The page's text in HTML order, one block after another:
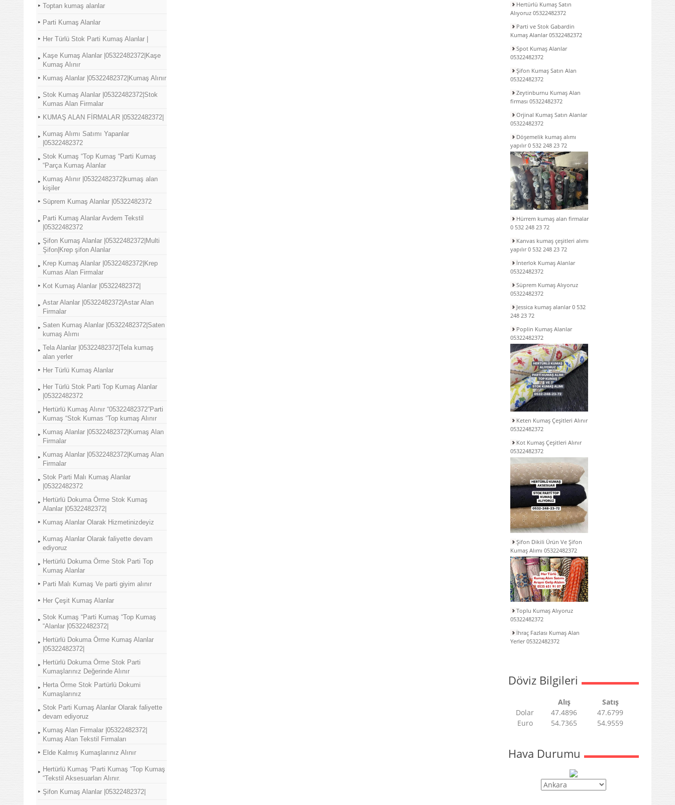
Toptan kumaş alanlar
Parti Kumaş Alanlar
Her Türlü Stok Parti Kumaş Alanlar |
Kaşe Kumaş Alanlar |05322482372|Kaşe
Kumaş Alınır
Kumaş Alanlar |05322482372|Kumaş Alınır
Stok Kumaş Alanlar |05322482372|Stok
Kumas Alan Firmalar
KUMAŞ ALAN FİRMALAR |05322482372|
Kumaş Alımı Satımı Yapanlar
|05322482372
Stok Kumaş “Top Kumaş “Parti Kumaş
“Parça Kumaş Alanlar
Kumaş Alınır |05322482372|kumaş alan
kişiler
Süprem Kumaş Alanlar |05322482372
Parti Kumaş Alanlar Avdem Tekstil
|05322482372
Şifon Kumaş Alanlar |05322482372|Multi
Şifon|Krep şifon Alanlar
Krep Kumaş Alanlar |05322482372|Krep
Kumas Alan Firmalar
Kot Kumaş Alanlar |05322482372|
Astar Alanlar |05322482372|Astar Alan
Firmalar
Saten Kumaş Alanlar |05322482372|Saten
kumaş Alımı
Tela Alanlar |05322482372|Tela kumaş
alan yerler
Her Türlü Kumaş Alanlar
Her Türlü Stok Parti Top Kumaş Alanlar
|05322482372
Hertürlü Kumaş Alınır “05322482372”Parti
Kumaş “Stok Kumas “Top kumaş Alınır
Kumaş Alanlar |05322482372|Kumaş Alan
Firmalar
Kumaş Alanlar |05322482372|Kumaş Alan
Firmalar
Stok Parti Malı Kumaş Alanlar
|05322482372
Hertürlü Dokuma Örme Stok Kumaş
Alanlar |05322482372|
Kumaş Alanlar Olarak Hizmetinizdeyiz
Kumaş Alanlar Olarak faliyette devam
ediyoruz
Hertürlü Dokuma Örme Stok Parti Top
Kumaş Alanlar
Parti Malı Kumaş Ve parti giyim alınır
Her Çeşit Kumaş Alanlar
Stok Kumaş “Parti Kumaş “Top Kumaş
“Alanlar |05322482372|
Hertürlü Dokuma Örme Kumaş Alanlar
|05322482372|
Hertürlü Dokuma Örme Stok Parti
Kumaşlarınız Değerinde Alınır
Herta Örme Stok Partürlü Dokumi
Kumaşlarınız
Stok Parti Kumaş Alanlar Olarak faliyette
devam ediyoruz
Kumaş Alan Firmalar |05322482372|
Kumaş Alan Tekstil Firmaları
Elde Kalmış Kumaşlarınız Alınır
Hertürlü Kumaş “Parti Kumaş “Top Kumaş
“Tekstil Aksesuarları Alınır.
Şifon Kumaş Alanlar |05322482372|
Hertürlü Kumaş Satın
Alıyoruz 05322482372
Parti ve Stok Gabardin
Kumaş Alanlar 05322482372
Spot Kumaş Alanlar
05322482372
Şifon Kumaş Satın Alan
05322482372
Zeytinburnu Kumaş Alan
firması 05322482372
Orjinal Kumaş Satın Alanlar
05322482372
Döşemelik kumaş alımı
yapılır 0 532 248 23 72
Hürrem kumaş alan firmalar
0 532 248 23 72
Kanvas kumaş çeşitleri alımı
yapılır 0 532 248 23 72
İnterlok Kumaş Alanlar
05322482372
Süprem Kumaş Alıyoruz
05322482372
Jessica kumaş alanlar 0 532
248 23 72
Poplin Kumaş Alanlar
05322482372
Keten Kumaş Çeşitleri Alınır
05322482372
Kot Kumaş Çeşitleri Alınır
05322482372
Şifon Dikili Ürün Ve Şifon
Kumaş Alımı 05322482372
Toplu Kumaş Alıyoruz
05322482372
İhraç Fazlası Kumaş Alan
Yerler 05322482372
Döviz Bilgileri
Alış
Satış
Dolar
47.4896
47.6799
Euro
54.7365 54.9559
Hava Durumu